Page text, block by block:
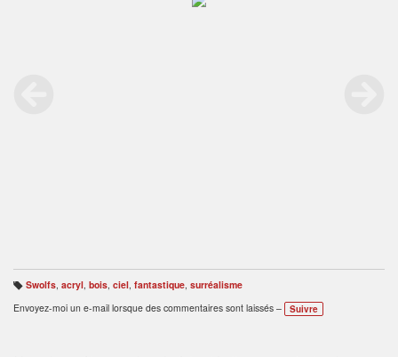
B
ali
s
Swolfs, acryl, bois, ciel, fantastique, surréalisme
Envoyez-moi un e-mail lorsque des commentaires sont laissés –
Suivre